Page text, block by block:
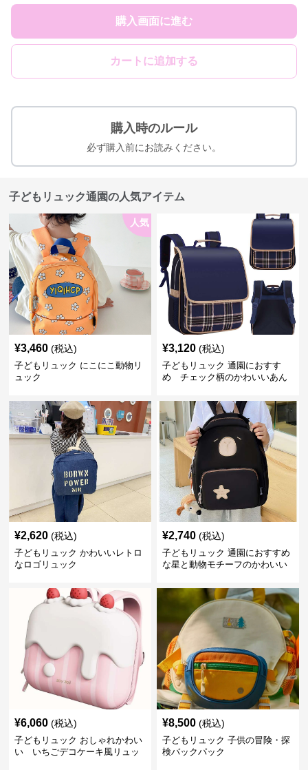
購入画面に進む
カートに追加する
購入時のルール
必ず購入前にお読みください。
子どもリュック通園の人気アイテム
人気
¥3,460 (税込)
子どもリュック にこにこ動物リ
ュック
¥3,120 (税込)
子どもリュック 通園におすす
め チェック柄のかわいいあん
¥2,620 (税込)
子どもリュック かわいいレトロ
なロゴリュック
¥2,740 (税込)
子どもリュック 通園におすすめ
な星と動物モチーフのかわいい
¥6,060 (税込)
子どもリュック おしゃれかわい
い いちごデコケーキ風リュッ
¥8,500 (税込)
子どもリュック 子供の冒険・探
検バックパック